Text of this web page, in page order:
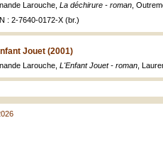
Larouche, La déchirure - roman ,
: 2-7640-0172-X (br.)
Jouet (2001)
Larouche, L'Enfant Jouet - roman ,